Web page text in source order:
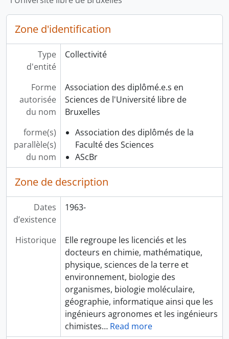
Zone d'identification
Type
d'entité
Collectivité
Forme
autorisée
du nom
Association des diplômé.e.s en
Sciences de l'Université libre de
Bruxelles
forme(s)
parallèle(s)
du nom
Association des diplômés de la
Faculté des Sciences
AScBr
Zone de description
Dates
d’existence
1963-
Historique
Elle regroupe les licenciés et les
docteurs en chimie, mathématique,
physique, sciences de la terre et
environnement, biologie des
organismes, biologie moléculaire,
géographie, informatique ainsi que les
ingénieurs agronomes et les ingénieurs
chimistes… Read more